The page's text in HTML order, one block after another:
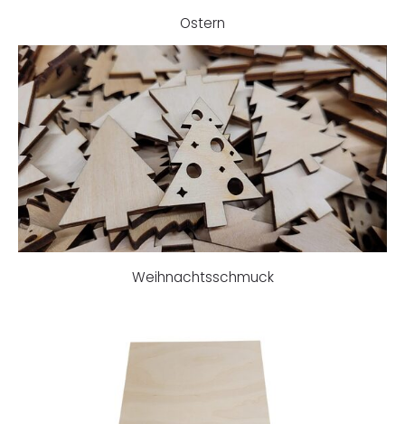
Ostern
Weihnachtsschmuck